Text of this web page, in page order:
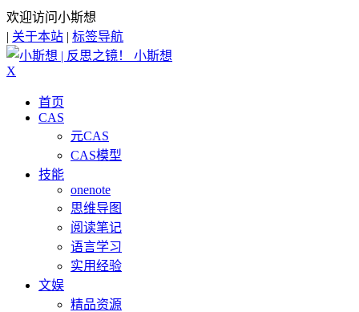
欢迎访问小斯想
| 关于本站 | 标签导航
小斯想
X
首页
CAS
元CAS
CAS模型
技能
onenote
思维导图
阅读笔记
语言学习
实用经验
文娱
精品资源